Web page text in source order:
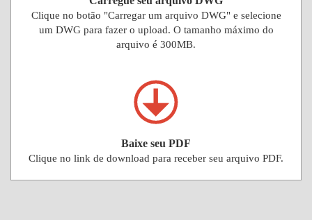
Clique no botão "Carregar um arquivo DWG" e selecione
um DWG para fazer o upload. O tamanho máximo do
arquivo é 300MB.
Baixe seu PDF
Clique no link de download para receber seu arquivo PDF.